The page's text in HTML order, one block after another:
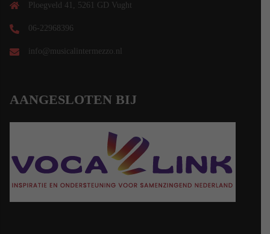
Ploegveld 41, 5261 GD Vught
06-22968396
info@musicalintermezzo.nl
AANGESLOTEN BIJ